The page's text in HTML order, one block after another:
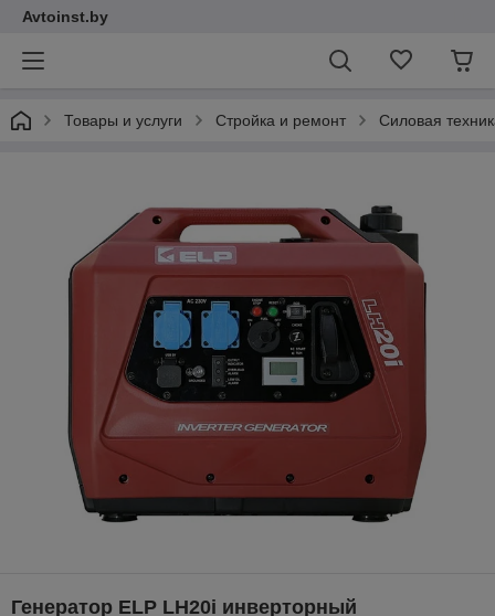
Avtoinst.by
Товары и услуги Стройка и ремонт Силовая
Генератор ELP LH20i инверторный